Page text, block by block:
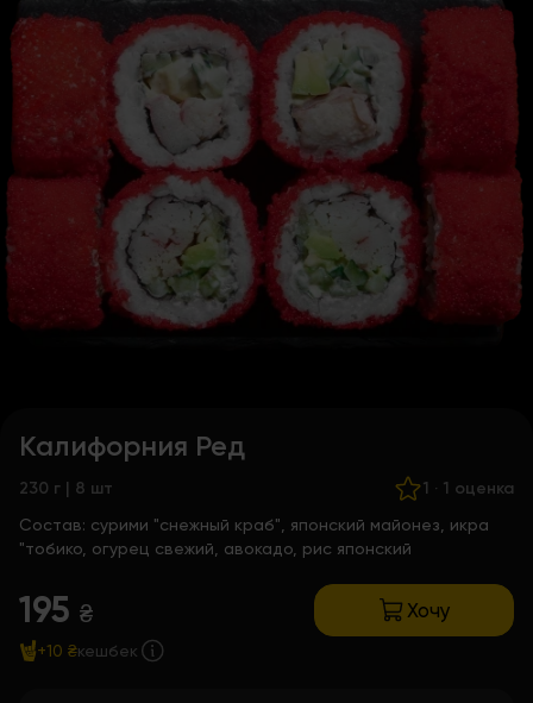
Калифорния Ред
230 г | 8 шт 1 · 1 оценка
Состав: сурими "снежный краб", японский майонез, икра
"тобико, огурец свежий, авокадо, рис японский
195 ₴ Хочу
+10 ₴кешбек